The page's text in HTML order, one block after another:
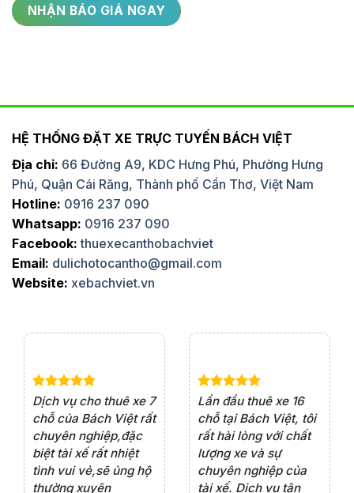
HỆ THỐNG ĐẶT XE TRỰC TUYẾN BÁCH VIỆT
Địa chỉ: 66 Đường A9, KDC Hưng Phú, Phường Hưng
Phú, Quận Cái Răng, Thành phố Cần Thơ, Việt Nam
Hotline: 0916 237 090
Whatsapp: 0916 237 090
Facebook: thuexecanthobachviet
Email: dulichotocantho@gmail.com
Website: xebachviet.vn
Dịch vụ cho thuê xe 7
chỗ của Bách Việt rất
chuyên nghiệp,đặc
biệt tài xế rất nhiệt
tình vui vẻ,sẽ ủng hộ
thường xuyên
Lần đầu thuê xe 16
chỗ tại Bách Việt, tôi
rất hài lòng với chất
lượng xe và sự
chuyên nghiệp của
tài xế. Dịch vụ tận